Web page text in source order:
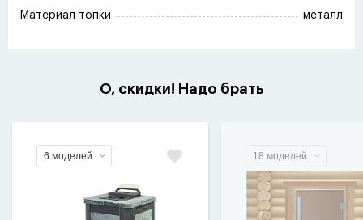
Материал топки металл
О, скидки! Надо брать
6 моделей 18 моделей